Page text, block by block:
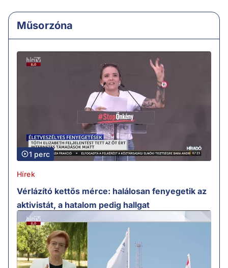
Műsorzóna
1 perc
Hírek
Vérlázító kettős mérce: halálosan fenyegetik az
aktivistát, a hatalom pedig hallgat